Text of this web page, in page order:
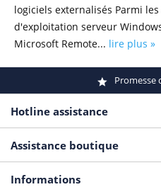
logiciels externalisés Parmi
d'exploitation serveur
Microsoft Remote... lire plus »
Promesse
Hotline assistance
Assistance boutique
Informations